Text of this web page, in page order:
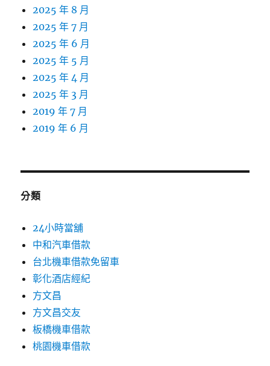
2025 年 8 月
2025 年 7 月
2025 年 6 月
2025 年 5 月
2025 年 4 月
2025 年 3 月
2019 年 7 月
2019 年 6 月
分類
24小時當舖
中和汽車借款
台北機車借款免留車
彰化酒店經紀
方文昌
方文昌交友
板橋機車借款
桃園機車借款